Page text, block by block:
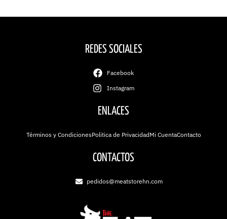
CONTACTOS
pedidos@meatstorehn.com
ENLACES
Términos y CondicionesPolitica de PrivacidadMi CuentaContacto
REDES SOCIALES
Facebook
Instagram